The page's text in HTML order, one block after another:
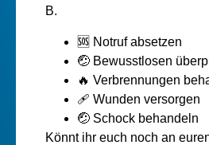
B.
🆘️ Notruf absetzen
🤕 Bewusstlosen
🔥 Verbrennungen
🩹 Wunden versorgen
🤕 Schock behandeln
Könnt ihr euch noch an